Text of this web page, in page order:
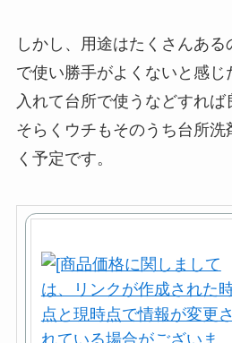
しかし、用途はたくさんあ
で使い勝手がよくないと感じ
入れて台所で使うなどすれ
そらくウチもそのうち台所洗
く予定です。